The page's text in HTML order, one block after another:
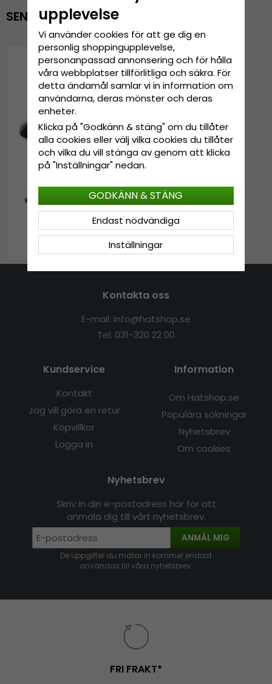
SENAST VISADE PRODUKTER
Keps - Gårda Hex Camo
Cap (beige)
239 kr299 kr
Kontakta oss
E-mail: info@hatshop.se
Tel: 031-320 22 00
Kundservice
Kontakt
Jag vill göra en retur
Köpvillkor
Logga in
Information
Om Hatshop.se
Populära sökningar
Nyhetsbrev
Om cookies
Nyhetsbrev
Skriv in din e-postadress här för att
anmäla dig till vårt nyhetsbrev.
ANMÄL MIG
De uppgifter du matar in kommer endast
användas till våra nyhetsbrev.
FRI FRAKT*
upplevelse
Vi använder cookies för att ge dig en
personlig shoppingupplevelse,
personanpassad annonsering och för hålla
våra webbplatser tillförlitliga och säkra. För
detta ändamål samlar vi in information om
användarna, deras mönster och deras
enheter.
Klicka på "Godkänn & stäng" om du tillåter
alla cookies eller välj vilka cookies du tillåter
och vilka du vill stänga av genom att klicka
på "Inställningar" nedan.
Inställningar
Endast nödvändiga
GODKÄNN & STÄNG